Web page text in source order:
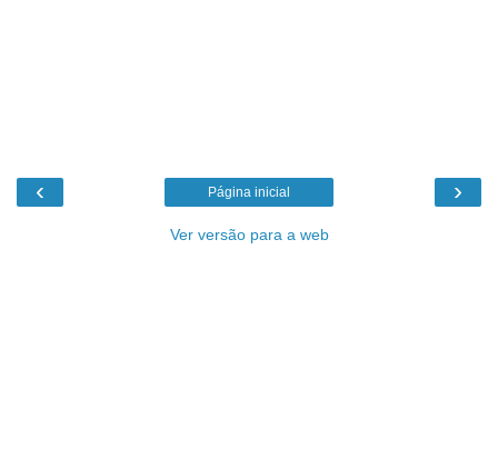
‹ ›
Página inicial
Ver versão para a web